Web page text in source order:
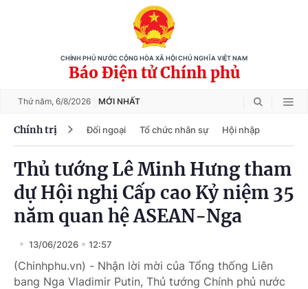
CHÍNH PHỦ NƯỚC CỘNG HÒA XÃ HỘI CHỦ NGHĨA VIỆT NAM
Báo Điện tử Chính phủ
Thứ năm, 6/8/2026 MỚI NHẤT
Chính trị Đối ngoại Tổ chức nhân sự Hội nhập
Thủ tướng Lê Minh Hưng tham
dự Hội nghị Cấp cao Kỷ niệm 35
năm quan hệ ASEAN-Nga
13/06/2026 12:57
(Chinhphu.vn) - Nhận lời mời của Tổng thống Liên
bang Nga Vladimir Putin, Thủ tướng Chính phủ nước